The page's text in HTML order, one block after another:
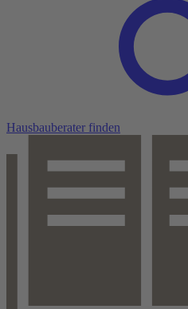
Hausbauberater finden